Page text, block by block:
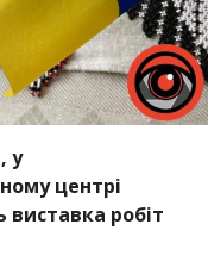
у
центрі
робіт